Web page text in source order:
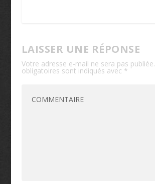
LAISSER UNE RÉPONSE
Votre adresse e-mail ne sera pas publiée.
obligatoires sont indiqués avec *